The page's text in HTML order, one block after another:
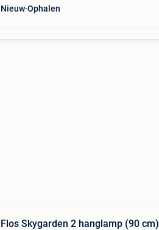
Nieuw Ophalen
Flos Skygarden 2 hanglamp (90 cm)